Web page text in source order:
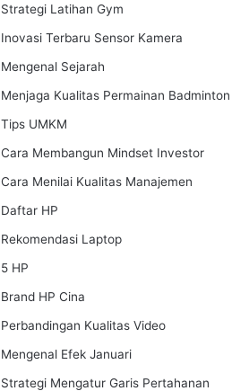
Strategi Latihan Gym
Inovasi Terbaru Sensor Kamera
Mengenal Sejarah
Menjaga Kualitas Permainan Badminton
Tips UMKM
Cara Membangun Mindset Investor
Cara Menilai Kualitas Manajemen
Daftar HP
Rekomendasi Laptop
5 HP
Brand HP Cina
Perbandingan Kualitas Video
Mengenal Efek Januari
Strategi Mengatur Garis Pertahanan